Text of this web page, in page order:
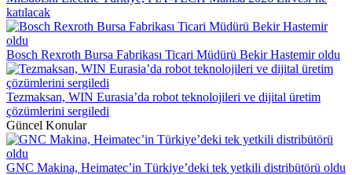
katılacak
Bosch Rexroth Bursa Fabrikası Ticari Müdürü Bekir Hastemir oldu
Tezmaksan, WIN Eurasia’da robot teknolojileri ve dijital üretim
çözümlerini sergiledi
Güncel Konular
GNC Makina, Heimatec’in Türkiye’deki tek yetkili distribütörü oldu